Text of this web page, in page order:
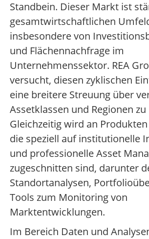
Standbein. Dieser Markt ist
gesamtwirtschaftlichen
insbesondere von
und Flächennachfrage im
Unternehmenssektor. REA
versucht, diesen zyklischen
eine breitere Streuung über
Assetklassen und Regionen
Gleichzeitig wird an
die speziell auf institutionelle
und professionelle Asset
zugeschnitten sind, darunter
Standortanalysen,
Tools zum Monitoring von
Marktentwicklungen.
Im Bereich Daten und